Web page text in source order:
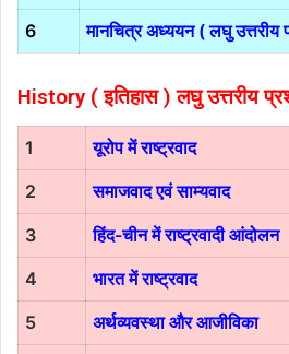
6
मानचित्र अध्ययन ( लघु उत्तरीय
History ( इतिहास )लघु उत्तरीय
1
यूरोप में राष्ट्रवाद
2
समाजवाद एवं साम्यवाद
3
हिंद-चीन में राष्ट्रवादी आंदोलन
4
भारत में राष्ट्रवाद
5
अर्थव्यवस्था और आजीविका